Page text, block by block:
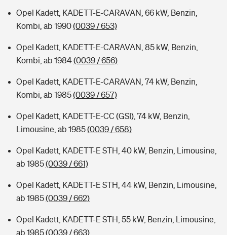
Opel Kadett, KADETT-E-CARAVAN, 66 kW, Benzin,
Kombi, ab 1990(0039 / 653)
Opel Kadett, KADETT-E-CARAVAN, 85 kW, Benzin,
Kombi, ab 1984(0039 / 656)
Opel Kadett, KADETT-E-CARAVAN, 74 kW, Benzin,
Kombi, ab 1985(0039 / 657)
Opel Kadett, KADETT-E-CC (GSI), 74 kW, Benzin,
Limousine, ab 1985(0039 / 658)
Opel Kadett, KADETT-E STH, 40 kW, Benzin, Limousine,
ab 1985(0039 / 661)
Opel Kadett, KADETT-E STH, 44 kW, Benzin, Limousine,
ab 1985(0039 / 662)
Opel Kadett, KADETT-E STH, 55 kW, Benzin, Limousine,
ab 1985(0039 / 663)